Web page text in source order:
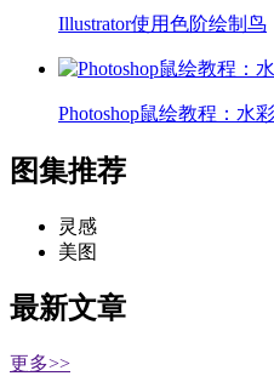
Illustrator使用色阶绘制鸟
Photoshop鼠绘教程：水
图集推荐
灵感
美图
最新文章
更多>>